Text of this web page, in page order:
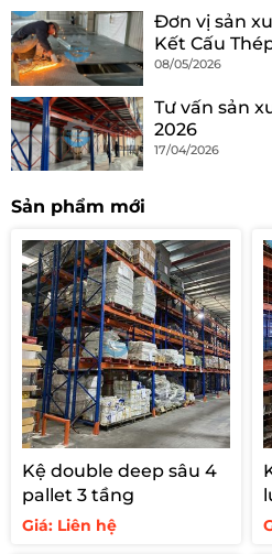
Đơn vị sản
Kết Cấu
08/05/2026
Tư vấn sản
2026
17/04/2026
Sản phẩm mới
Kệ double deep sâu 4
pallet 3 tầng
Giá: Liên hệ